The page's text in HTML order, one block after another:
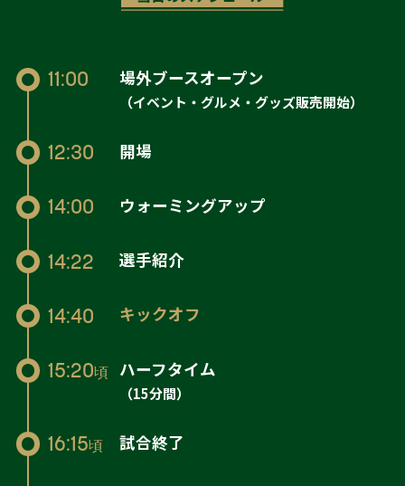
11:00 場外ブースオープン
（イベント・グルメ・グッズ販売開始）
12:30 開場
14:00 ウォーミングアップ
14:22 選手紹介
14:40 キックオフ
15:20頃 ハーフタイム
（15分間）
16:15頃 試合終了